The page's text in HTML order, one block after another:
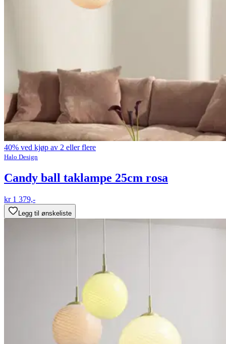
40% ved kjøp av 2 eller flere
Halo Design
Candy ball taklampe 25cm rosa
kr 1 379,-
Legg til ønskeliste